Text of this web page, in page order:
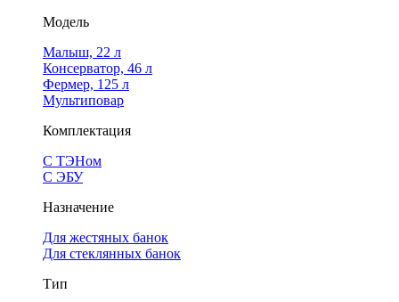
Модель
Малыш, 22 л
Консерватор, 46 л
Фермер, 125 л
Мультиповар
Комплектация
С ТЭНом
С ЭБУ
Назначение
Для жестяных банок
Для стеклянных банок
Тип